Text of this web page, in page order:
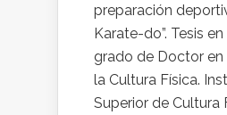
preparación
Karate-do”. Tesis
grado de Doctor en
la Cultura Física.
Superior de Cultura